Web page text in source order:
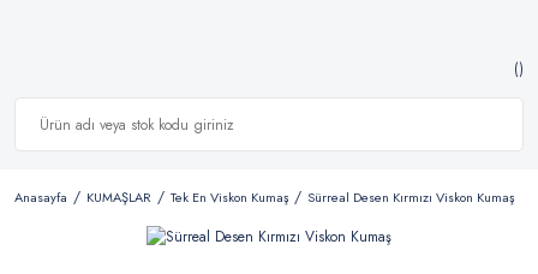
Anasayfa KUMAŞLAR Tek En Viskon Kumaş Sürreal Desen Kırmızı Viskon Kumaş